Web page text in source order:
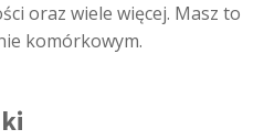
oraz wiele więcej. Masz to
komórkowym.